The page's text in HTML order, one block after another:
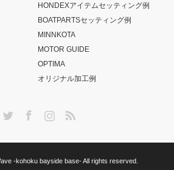
HONDEXアイテムセッティング例
BOATPARTSセッティング例
MINNKOTA
MOTOR GUIDE
OPTIMA
オリジナル加工例
-kohoku bayside base-All rights reserved.